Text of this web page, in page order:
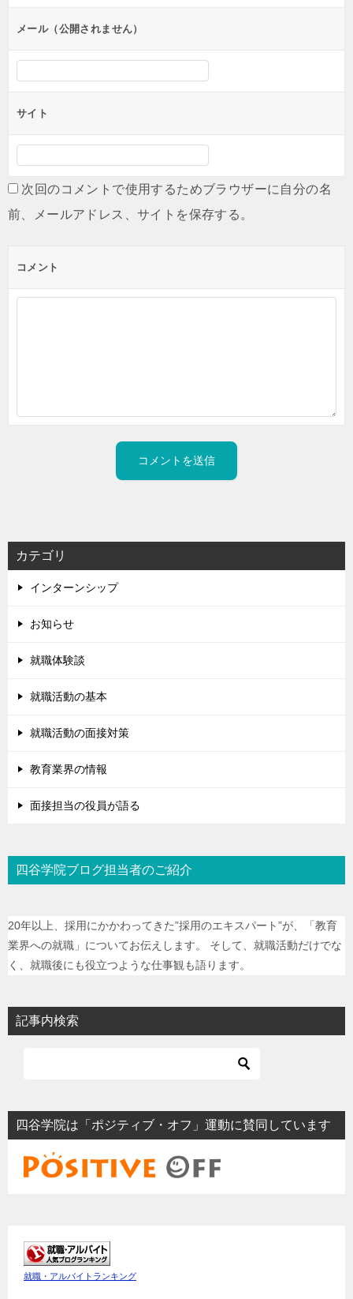
ンメール（公開されません）
サイト
次回のコメントで使用するためブラウザーに自分の名
前、メールアドレス、サイトを保存する。
コメント
カテゴリ
インターンシップ
お知らせ
就職体験談
就職活動の基本
就職活動の面接対策
教育業界の情報
面接担当の役員が語る
四谷学院ブログ担当者のご紹介
20年以上、採用にかかわってきた”採用のエキスパート”が、「教育
業界への就職」についてお伝えします。 そして、就職活動だけでな
く、就職後にも役立つような仕事観も語ります。
記事内検索
四谷学院は「ポジティブ・オフ」運動に賛同しています
就職・アルバイトランキング